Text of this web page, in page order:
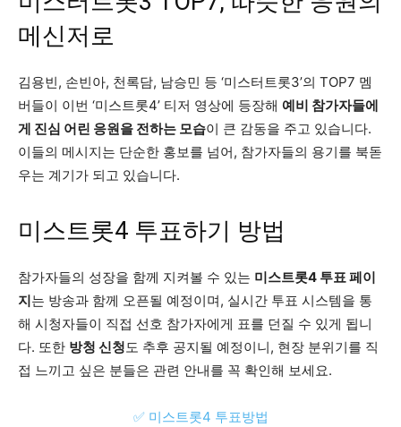
메신저로
김용빈, 손빈아, 천록담, 남승민 등 ‘미스터트롯3’의 TOP7 멤
버들이 이번 ‘미스트롯4’ 티저 영상에 등장해 예비 참가자들에
게 진심 어린 응원을 전하는 모습이 큰 감동을 주고 있습니다.
이들의 메시지는 단순한 홍보를 넘어, 참가자들의 용기를 북돋
우는 계기가 되고 있습니다.
미스트롯4 투표하기 방법
참가자들의 성장을 함께 지켜볼 수 있는 미스트롯4 투표 페이
지는 방송과 함께 오픈될 예정이며, 실시간 투표 시스템을 통
해 시청자들이 직접 선호 참가자에게 표를 던질 수 있게 됩니
다. 또한 방청 신청도 추후 공지될 예정이니, 현장 분위기를 직
접 느끼고 싶은 분들은 관련 안내를 꼭 확인해 보세요.
✅ 미스트롯4 투표방법